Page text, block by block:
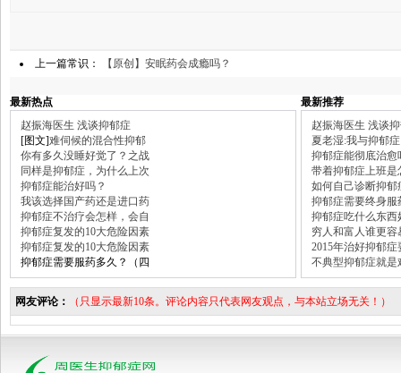
上一篇常识： 【原创】安眠药会成瘾吗？
最新热点
最新推荐
赵振海医生 浅谈抑郁症
[图文]难伺候的混合性抑郁
你有多久没睡好觉了？之战
同样是抑郁症，为什么上次
抑郁症能治好吗？
我该选择国产药还是进口药
抑郁症不治疗会怎样，会自
抑郁症复发的10大危险因素
抑郁症复发的10大危险因素
抑郁症需要服药多久？（四
赵振海医生 浅谈
夏老湿:我与抑郁症
抑郁症能彻底治愈
带着抑郁症上班是
如何自己诊断抑郁
抑郁症需要终身服
抑郁症吃什么东西
穷人和富人谁更容
2015年治好抑郁症
不典型抑郁症就是
网友评论： （只显示最新10条。评论内容只代表网友观点，与本站立场无关！）